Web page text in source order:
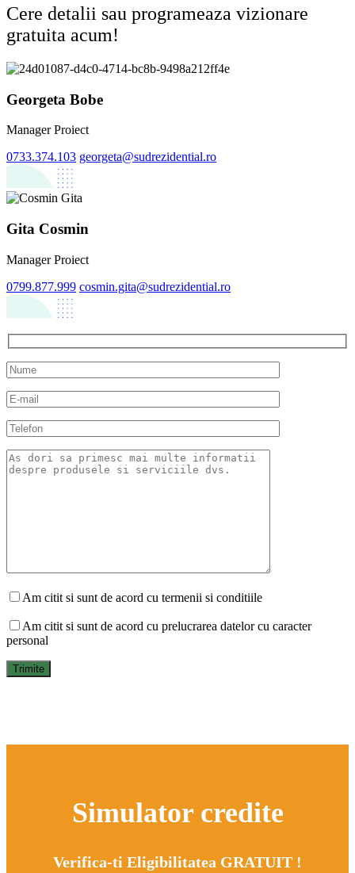
Cere detalii sau programeaza vizionare
gratuita acum!
Georgeta Bobe
Manager Proiect
0733.374.103 georgeta@sudrezidential.ro
Gita Cosmin
Manager Proiect
0799.877.999 cosmin.gita@sudrezidential.ro
Am citit si sunt de acord cu termenii si conditiile
Am citit si sunt de acord cu prelucrarea datelor cu caracter
personal
Simulator credite
Verifica-ti Eligibilitatea GRATUIT !